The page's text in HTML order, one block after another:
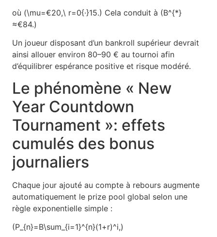
où (\mu=€20,\ r=0{·}15.) Cela conduit à (B^{*}
≈€84.)
Un joueur disposant d’un bankroll supérieur devrait
ainsi allouer environ 80–90 € au tournoi afin
d’équilibrer espérance positive et risque modéré.
Le phénomène « New
Year Countdown
Tournament »: effets
cumulés des bonus
journaliers
Chaque jour ajouté au compte à rebours augmente
automatiquement le prize pool global selon une
règle exponentielle simple :
(P_{n}=B\sum_{i=1}^{n}(1+r)^i,)